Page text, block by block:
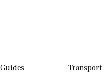
Guides Transport